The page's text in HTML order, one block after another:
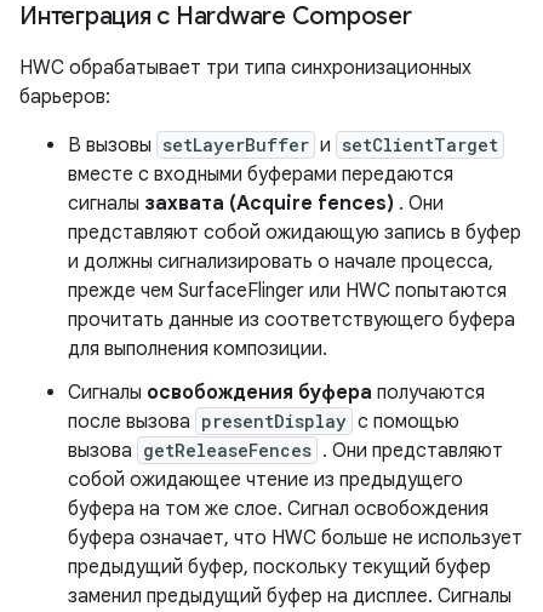
Интеграция с Hardware Composer
HWC обрабатывает три типа синхронизационных
барьеров:
В вызовы setLayerBuffer и setClientTarget
вместе с входными буферами передаются
сигналы захвата (Acquire fences) . Они
представляют собой ожидающую запись в буфер
и должны сигнализировать о начале процесса,
прежде чем SurfaceFlinger или HWC попытаются
прочитать данные из соответствующего буфера
для выполнения композиции.
Сигналы освобождения буфера получаются
после вызова presentDisplay с помощью
вызова getReleaseFences . Они представляют
собой ожидающее чтение из предыдущего
буфера на том же слое. Сигнал освобождения
буфера означает, что HWC больше не использует
предыдущий буфер, поскольку текущий буфер
заменил предыдущий буфер на дисплее. Сигналы